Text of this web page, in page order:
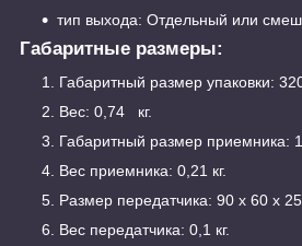
тип выхода: Отдельный или
Габаритные размеры:
Габаритный размер упаковки:
Вес: 0,74 кг.
Габаритный размер приемника:
Вес приемника: 0,21 кг.
Размер передатчика: 90 x 60 x
Вес передатчика: 0,1 кг.